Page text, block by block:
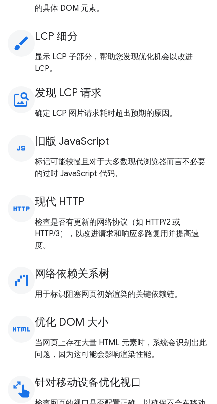
的具体 DOM 元素。
brush LCP 细分
显示 LCP 子部分，帮助您发现优化机会以改进
LCP。
image_search 发现 LCP 请求
确定 LCP 图片请求耗时超出预期的原因。
javascript 旧版 JavaScript
标记可能较慢且对于大多数现代浏览器而言不必要
的过时 JavaScript 代码。
http 现代 HTTP
检查是否有更新的网络协议（如 HTTP/2 或
HTTP/3），以改进请求和响应多路复用并提高速
度。
waterfall_chart 网络依赖关系树
用于标识阻塞网页初始渲染的关键依赖链。
html 优化 DOM 大小
当网页上存在大量 HTML 元素时，系统会识别出此
问题，因为这可能会影响渲染性能。
pinch 针对移动设备优化视口